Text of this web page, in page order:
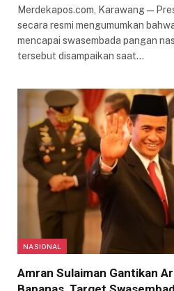
Merdekapos.com, Karawang —
secara resmi mengumumkan
mencapai swasembada pangan
tersebut disampaikan saat…
NASIONAL
Amran Sulaiman Gantikan